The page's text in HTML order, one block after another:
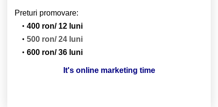
Preturi promovare:
400 ron/ 12 luni
500 ron/ 24 luni
600 ron/ 36 luni
It's online marketing time